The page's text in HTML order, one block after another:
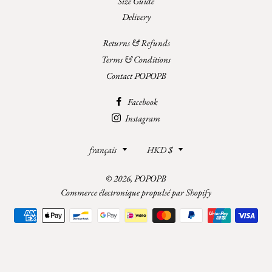
Delivery
Returns & Refunds
Terms & Conditions
Contact POPOPB
Facebook
Instagram
Langue
français Devise
HKD $
© 2026, POPOPB
Commerce électronique propulsé par Shopify
Moyens